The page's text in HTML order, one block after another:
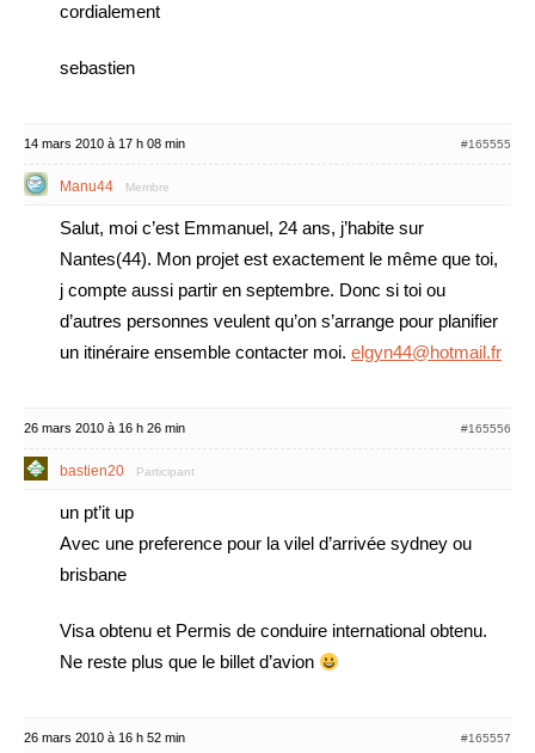
cordialement
sebastien
14 mars 2010 à 17 h 08 min #165555
Manu44 Membre
Salut, moi c’est Emmanuel, 24 ans, j’habite sur
Nantes(44). Mon projet est exactement le même que toi,
j compte aussi partir en septembre. Donc si toi ou
d’autres personnes veulent qu’on s’arrange pour planifier
un itinéraire ensemble contacter moi. elgyn44@hotmail.fr
26 mars 2010 à 16 h 26 min #165556
bastien20 Participant
un pt’it up
Avec une preference pour la vilel d’arrivée sydney ou
brisbane
Visa obtenu et Permis de conduire international obtenu.
Ne reste plus que le billet d’avion
26 mars 2010 à 16 h 52 min #165557